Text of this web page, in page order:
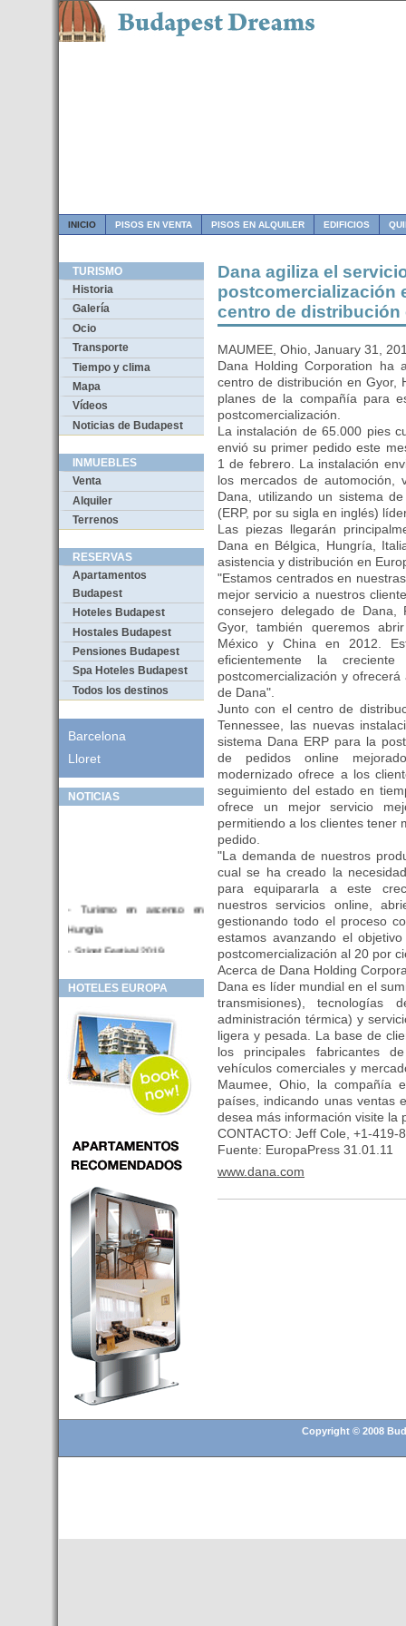
INICIO PISOS EN VENTA PISOS EN ALQUILER EDIFICIOS
TURISMO
Historia
Galería
Ocio
Transporte
Tiempo y clima
Mapa
Vídeos
Noticias de Budapest
INMUEBLES
Venta
Alquiler
Terrenos
RESERVAS
Apartamentos
Budapest
Hoteles Budapest
Hostales Budapest
Pensiones Budapest
Spa Hoteles Budapest
Todos los destinos
Barcelona
Lloret
NOTICIAS
- Turismo en ascenso en
Hungria
- Sziget Festival 2019
Hotel en venta en zona PRIME
- Inversor para hotel
- Hotel en venta Budapest
- Budapest y Cracovia, las
ciudades de moda en 2018
- Inaugurado en BUDAPEST el
puede ser controlado por
Smarthfones de sus clientes
- HOTEL Moments Budapest,
éste sí es un ‘gran hotel
Budapest’.
- Hoteles en BUDAPEST:
Resultados octubre de 2016,
subida del 15% ocupación y
del 25,6% en el RevPar
- Nuevo Hotel en Budapest
bajo la marca Exe Hotusa
- Transfer Aeropuerto de
BUDAPEST
HOTELES EUROPA
Dana agiliza el
postcomercialización
centro de distribución
MAUMEE, Ohio, January 31,
Dana Holding Corporation ha
centro de distribución en Gyor,
planes de la compañía para
postcomercialización.
La instalación de 65.000 pies
envió su primer pedido este
1 de febrero. La instalación
los mercados de automoción,
Dana, utilizando un sistema
(ERP, por su sigla en inglés)
Las piezas llegarán
Dana en Bélgica, Hungría,
asistencia y distribución en
"Estamos centrados en
mejor servicio a nuestros
consejero delegado de
Gyor, también queremos
México y China en 2012.
eficientemente la
postcomercialización y
de Dana".
Junto con el centro de
Tennessee, las nuevas
sistema Dana ERP para la
de pedidos online
modernizado ofrece a los
seguimiento del estado en
ofrece un mejor servicio
permitiendo a los clientes tener
pedido.
"La demanda de nuestros
cual se ha creado la
para equipararla a este
nuestros servicios online,
gestionando todo el proceso
estamos avanzando el
postcomercialización al 20 por
Acerca de Dana Holding
Dana es líder mundial en el
transmisiones),
administración térmica) y
ligera y pesada. La base de
los principales fabricantes
vehículos comerciales y
Maumee, Ohio, la compañía
países, indicando unas ventas
desea más información visite la
CONTACTO: Jeff Cole, +1-
Fuente: EuropaPress 31.01.11
www.dana.com
Copyright © 2008